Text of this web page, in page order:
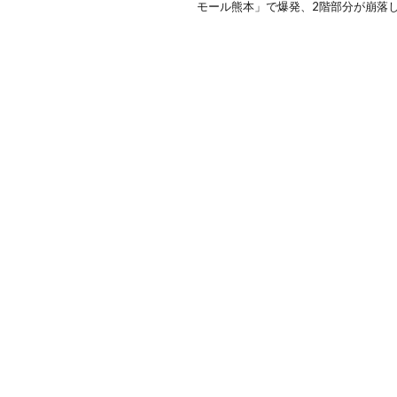
モール熊本」で爆発、2階部分が崩落